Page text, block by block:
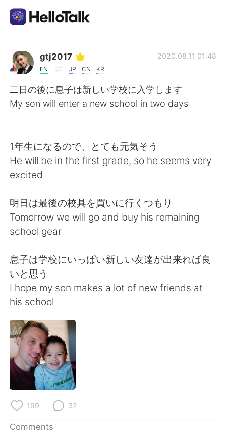
Language Exchange App
English
简体中文 繁體中文
Español
Français Deutsch
日本語
Русский ไทย
Indonesia
Türkçe
Português
gtj2017
EN JP CN KR
2020.08.11 01:48
二日の後に息子は新しい学校に入学します
My son will enter a new school in two days
1年生になるので、とても元気そう
He will be in the first grade, so he seems very
excited
明日は最後の校具を買いに行くつもり
Tomorrow we will go and buy his remaining
school gear
息子は学校にいっぱい新しい友達が出来れば良
いと思う
I hope my son makes a lot of new friends at
his school
199 32
Comments